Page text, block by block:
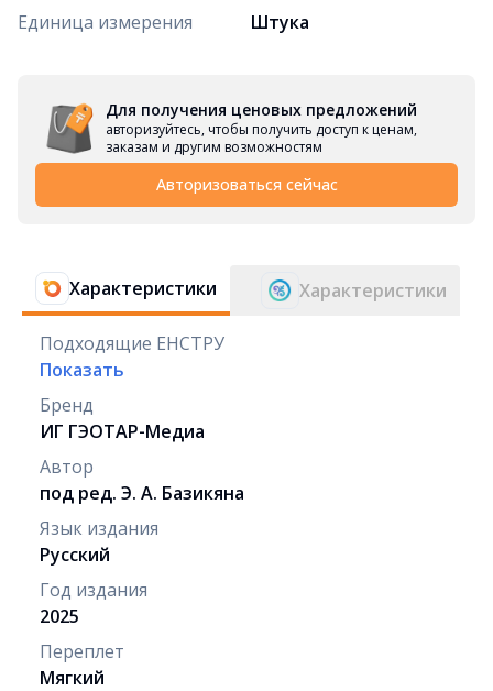
Единица измерения
Штука
Для получения ценовых предложений
авторизуйтесь, чтобы получить доступ к ценам,
заказам и другим возможностям
Авторизоваться сейчас
Характеристики Характеристики
Подходящие ЕНСТРУ
Показать
Бренд
ИГ ГЭОТАР-Медиа
Автор
под ред. Э. А. Базикяна
Язык издания
Русский
Год издания
2025
Переплет
Мягкий